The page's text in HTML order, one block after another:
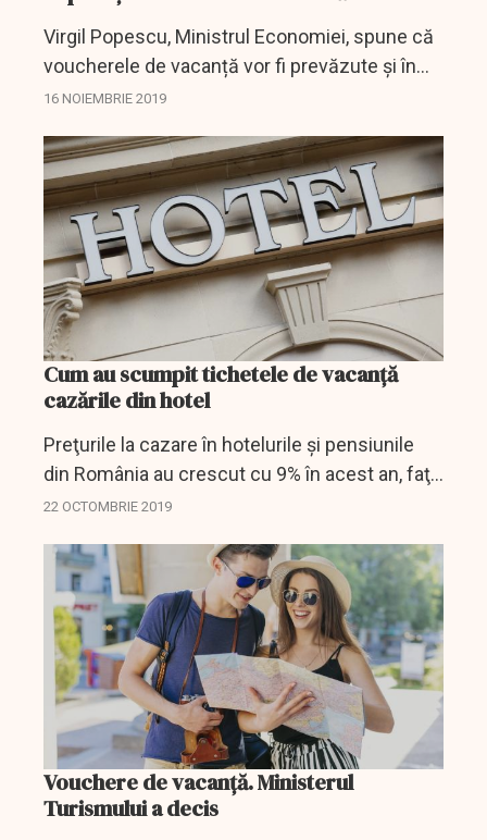
Virgil Popescu, Ministrul Economiei, spune că
voucherele de vacanță vor fi prevăzute și în
bugetul pentru anul 2020, declarație pe care
16 NOIEMBRIE 2019
Cum au scumpit tichetele de vacanță
cazările din hotel
Preţurile la cazare în hotelurile şi pensiunile
din România au crescut cu 9% în acest an, faţă
de 2018, şi cu 55% faţă de anul 2017, ca
22 OCTOMBRIE 2019
Vouchere de vacanță. Ministerul
Turismului a decis